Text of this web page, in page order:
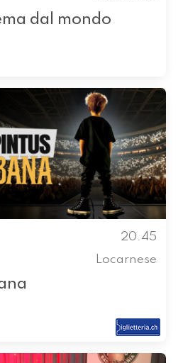
dal mondo
20.45
Locarnese